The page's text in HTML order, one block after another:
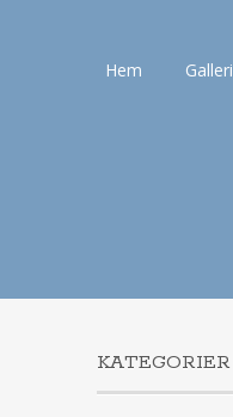
Hoppa
Hem Galleri
KATEGORIER